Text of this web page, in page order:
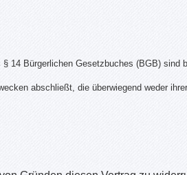
14 Bürgerlichen Gesetzbuches (BGB) sind
abschließt, die überwiegend weder